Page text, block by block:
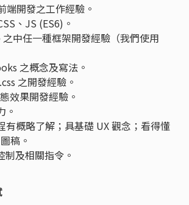
開發之工作經驗。
、JS (ES6)。
中任一種框架開發經驗（我們使用
之概念及寫法。
之開發經驗。
效果開發經驗。
。
概略了解；具基礎 UX 觀念；看得懂
稿。
及相關指令。